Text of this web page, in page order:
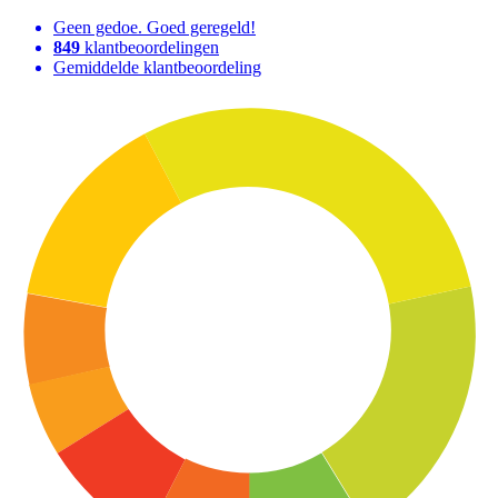
Geen gedoe. Goed geregeld!
849 klantbeoordelingen
Gemiddelde klantbeoordeling